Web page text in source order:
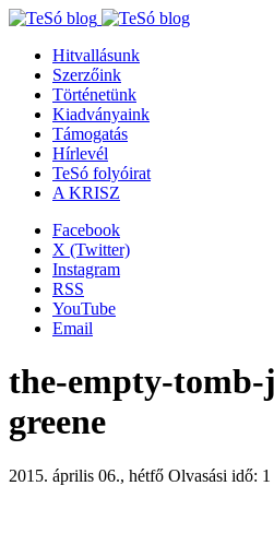
Hitvallásunk
Szerzőink
Történetünk
Kiadványaink
Támogatás
Hírlevél
TeSó folyóirat
A KRISZ
Facebook
X (Twitter)
Instagram
RSS
YouTube
Email
the-empty-
greene
2015. április 06., hétfő Olvasási idő: 1